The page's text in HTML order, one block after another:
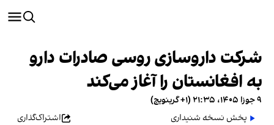
شرکت داروسازی روسی صادرات دارو
به افغانستان را آغاز می‌کند
۹ جوزا ۱۴۰۵، ۲۱:۳۵ (‎+۱ گرینویچ)
پخش نسخه شنیداری
اشتراک‌گذاری